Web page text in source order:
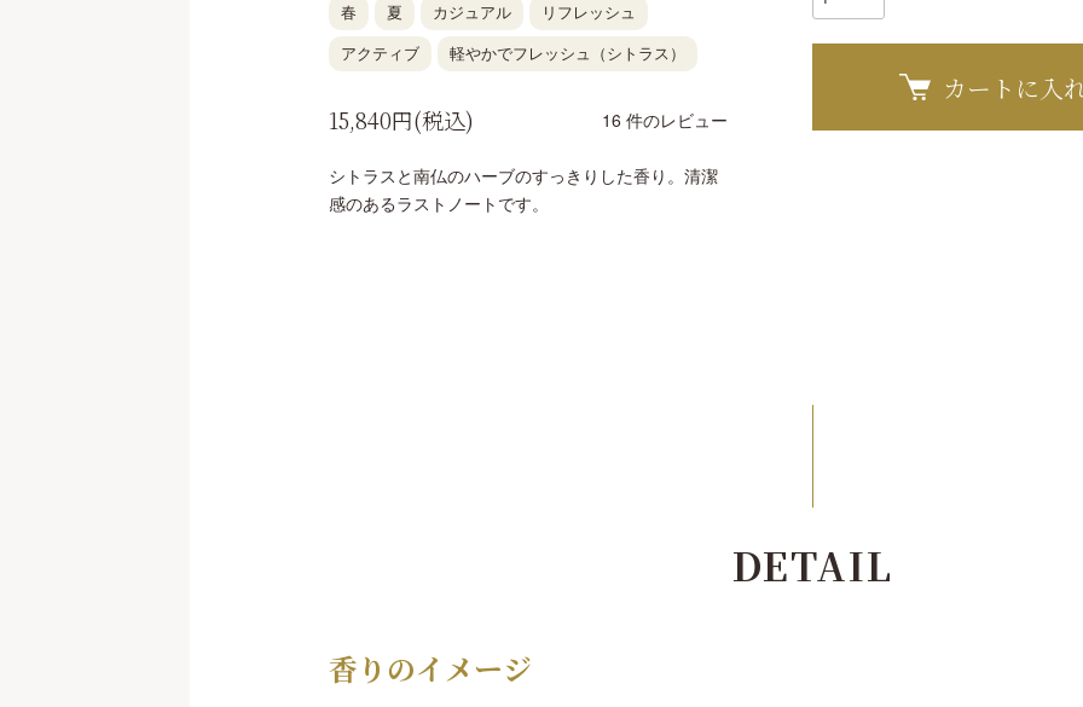
春 夏 カジュアル
リフレッシュ
アクティブ
軽やかでフレッシュ（シトラス）
15,840円(税込) 16 件のレビュー
シトラスと南仏のハーブのすっきりした香り。清潔
感のあるラストノートです。
カートに入
DETAIL
香りのイメージ